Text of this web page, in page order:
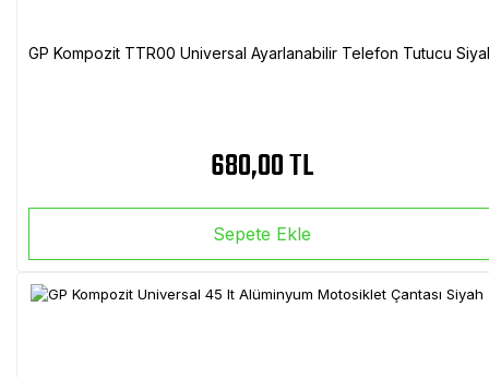
GP Kompozit TTR00 Universal Ayarlanabilir Telefon Tutucu
680,00 TL
Sepete Ekle